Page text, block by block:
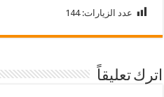
عدد الزيارات: 144
اترك تعليقاً